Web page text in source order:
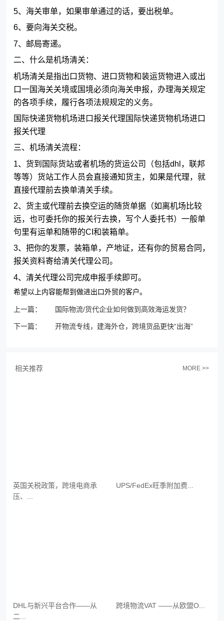
5、海关审单，如果审单通过的话，要出税单。
6、要向海关交税。
7、邮局寄递。
二、什么是机场清关：
机场清关是指出口货物、进口货物和装运货物进入或出
口一国海关关境或国境必须向海关申报，办理海关规定
的各项手续，履行各项法规规定的义务。
国际快递货物机场进口报关代理国际快递货物机场进口
报关代理
三、机场清关流程：
1、货到国际货站或者机场的货运公司（包括dhl，联邦
等等）货站工作人员会直接通知货主，如果是代理，就
直接代理前去换单清关手续。
2、货主或代理前去换空运的随货单据（如离机场比较
远，也可委托你的报关行去换，写个人委托书）一般单
句里有运单和随带的CI和装箱单。
3、把你的发票，装箱单，产地证，还有你的贸易合同，
报关资料寄给清关代理公司。
4、清关代理公司完成申报手续即可。
希望以上内容能帮到做进出口外贸的客户。
上一篇： 国际物流/货代企业如何做到高效海运发货？
下一篇： 开物流专线，建海外仓，跨境货品更快“出海”
相关推荐 MORE >>
英国关税政策，跨境电商承
压、...
UPS/FedEx旺季附加费...
DHL与新兴平台合作——从
二...
跨境物流VAT ——从欧盟O...